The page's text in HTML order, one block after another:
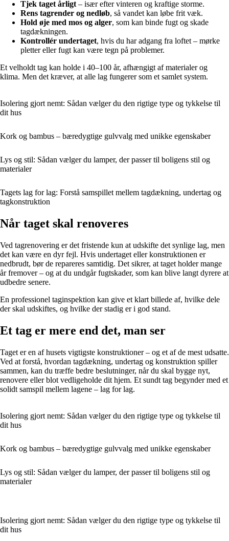
Tjek taget årligt – især efter vinteren og kraftige storme.
Rens tagrender og nedløb, så vandet kan løbe frit væk.
Hold øje med mos og alger, som kan binde fugt og skade
tagdækningen.
Kontrollér undertaget, hvis du har adgang fra loftet – mørke
pletter eller fugt kan være tegn på problemer.
Et velholdt tag kan holde i 40–100 år, afhængigt af materialer og
klima. Men det kræver, at alle lag fungerer som et samlet system.
Isolering gjort nemt: Sådan vælger du den rigtige type og tykkelse til
dit hus
Kork og bambus – bæredygtige gulvvalg med unikke egenskaber
Lys og stil: Sådan vælger du lamper, der passer til boligens stil og
materialer
Tagets lag for lag: Forstå samspillet mellem tagdækning, undertag og
tagkonstruktion
Når taget skal renoveres
Ved tagrenovering er det fristende kun at udskifte det synlige lag, men
det kan være en dyr fejl. Hvis undertaget eller konstruktionen er
nedbrudt, bør de repareres samtidig. Det sikrer, at taget holder mange
år fremover – og at du undgår fugtskader, som kan blive langt dyrere at
udbedre senere.
En professionel taginspektion kan give et klart billede af, hvilke dele
der skal udskiftes, og hvilke der stadig er i god stand.
Et tag er mere end det, man ser
Taget er en af husets vigtigste konstruktioner – og et af de mest udsatte.
Ved at forstå, hvordan tagdækning, undertag og konstruktion spiller
sammen, kan du træffe bedre beslutninger, når du skal bygge nyt,
renovere eller blot vedligeholde dit hjem. Et sundt tag begynder med et
solidt samspil mellem lagene – lag for lag.
Isolering gjort nemt: Sådan vælger du den rigtige type og tykkelse til
dit hus
Kork og bambus – bæredygtige gulvvalg med unikke egenskaber
Lys og stil: Sådan vælger du lamper, der passer til boligens stil og
materialer
Isolering gjort nemt: Sådan vælger du den rigtige type og tykkelse til
dit hus